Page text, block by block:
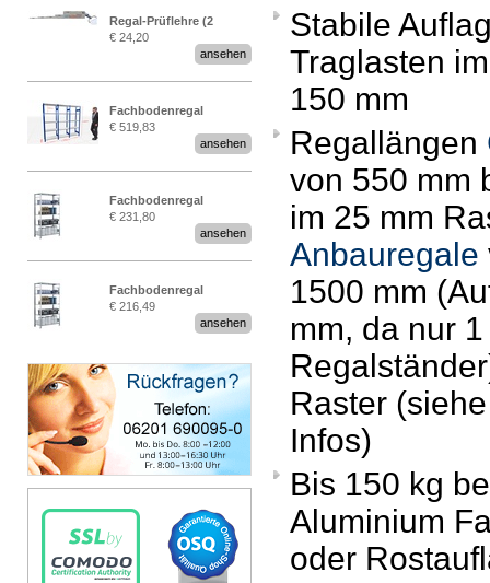
Regal-Prüflehre (2
Stück)
€ 24,20
ansehen
Fachbodenregal
Stecksystem MultiPlus
2,25 Meter breit
€ 519,83
ansehen
Fachbodenregal
Stecksystem MultiPlus
€ 231,80
ansehen
Fachbodenregal
Stecksystem MultiPlus
€ 216,49
ansehen
Stabile
Traglasten
150 mm
Regallängen
von 550 mm
im 25 mm
Anbauregale
1500 mm
mm, da nur 1
Raster
Infos)
Bis 150 kg
Aluminium
oder